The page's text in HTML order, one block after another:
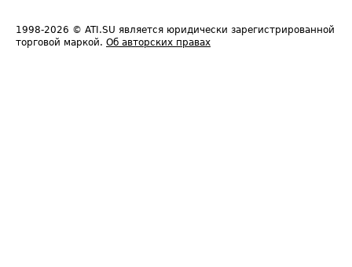
1998-2026 © ATI.SU является юридически зарегистрированной
торговой маркой. Об авторских правах